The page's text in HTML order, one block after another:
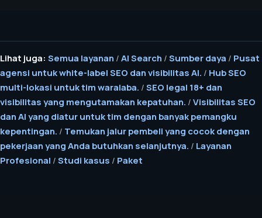
Lihat juga: Semua layanan / AI Search / Sumber daya / Pusat
agensi untuk white-label SEO dan visibilitas AI. / Hub SEO
multi-lokasi untuk tim waralaba. / SEO legal 18+ dan
visibilitas yang mengutamakan kepatuhan. / Visibilitas SEO
dan AI yang diatur untuk tim dengan banyak pemangku
kepentingan. / Temukan jalur pembeli yang cocok dengan
pekerjaan yang Anda butuhkan selanjutnya. / Layanan
Profesional / Studi kasus / Paket